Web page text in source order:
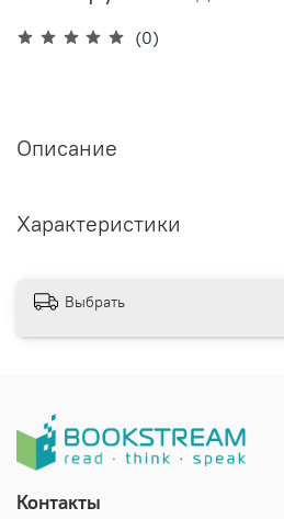
(0)
Описание
Характеристики
Выбрать
Контакты